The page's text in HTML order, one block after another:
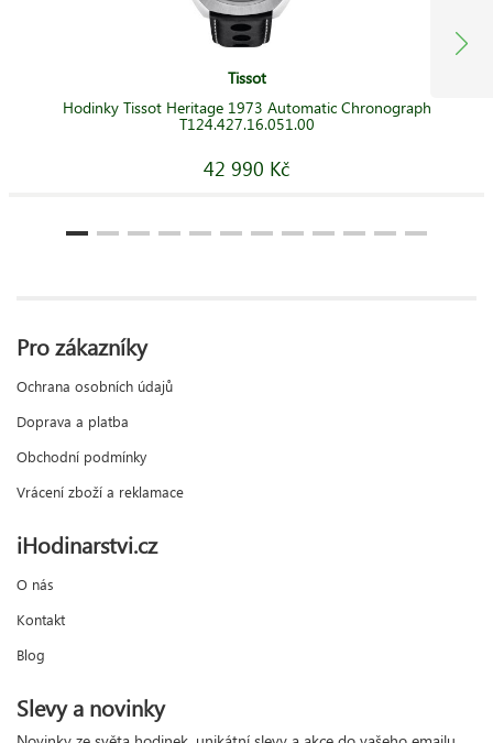
Tissot
Hodinky Tissot Heritage 1973 Automatic Chronograph
T124.427.16.051.00
42 990 Kč
Pro zákazníky
Ochrana osobních údajů
Doprava a platba
Obchodní podmínky
Vrácení zboží a reklamace
iHodinarstvi.cz
O nás
Kontakt
Blog
Slevy a novinky